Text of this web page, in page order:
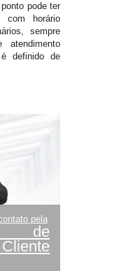
pode ter
com horário
sempre
atendimento
definido de
pela
de